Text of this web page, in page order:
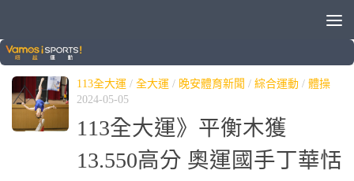
標籤：丁華恬
113全大運 / 全大運 / 晚安體育新聞 / 綜合運動 / 體操
2024-05-05
113全大運》平衡木獲
13.550高分 奧運國手丁華恬